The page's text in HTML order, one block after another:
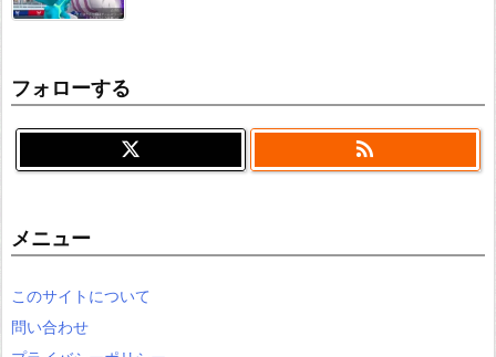
フォローする

メニュー
このサイトについて
問い合わせ